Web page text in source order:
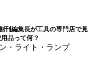
刊編集長が工具の専門店で見
品って何？
・ライト・ランプ